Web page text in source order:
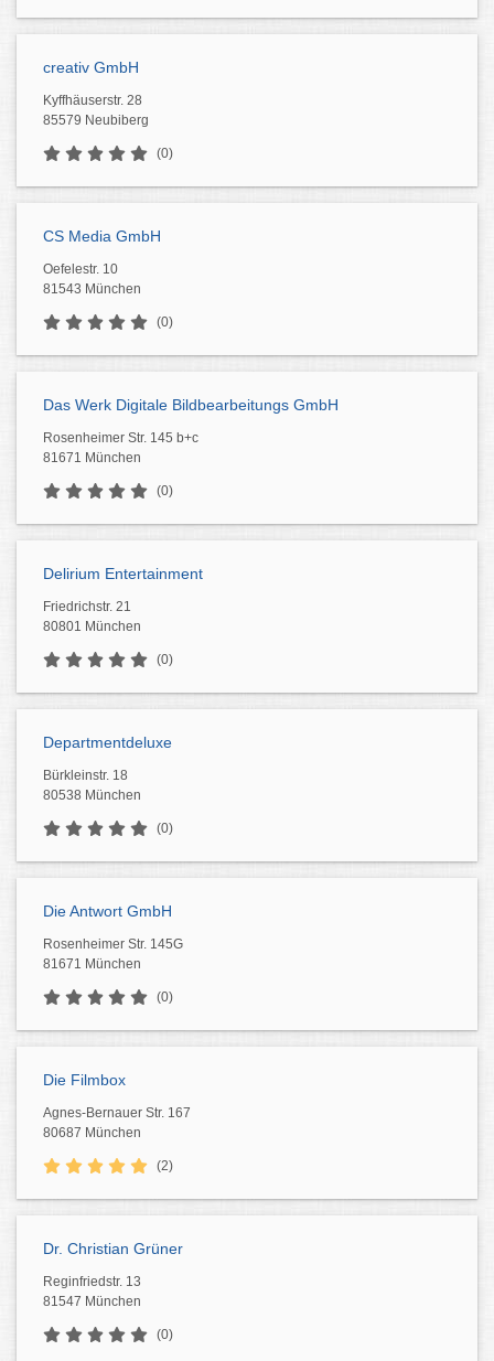
creativ GmbH
Kyffhäuserstr. 28
85579 Neubiberg
(0)
CS Media GmbH
Oefelestr. 10
81543 München
(0)
Das Werk Digitale Bildbearbeitungs GmbH
Rosenheimer Str. 145 b+c
81671 München
(0)
Delirium Entertainment
Friedrichstr. 21
80801 München
(0)
Departmentdeluxe
Bürkleinstr. 18
80538 München
(0)
Die Antwort GmbH
Rosenheimer Str. 145G
81671 München
(0)
Die Filmbox
Agnes-Bernauer Str. 167
80687 München
(2)
Dr. Christian Grüner
Reginfriedstr. 13
81547 München
(0)